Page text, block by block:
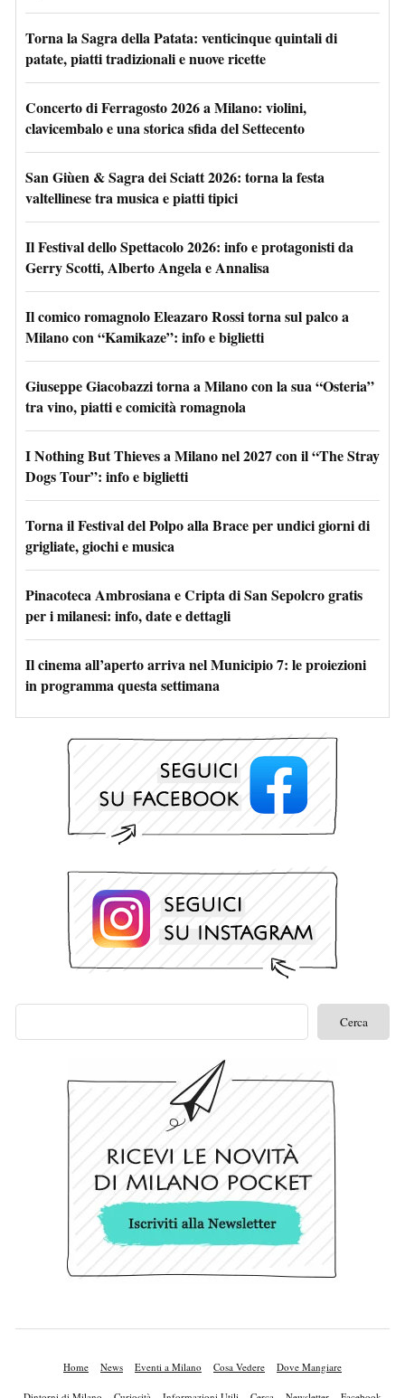
Torna la Sagra della Patata: venticinque quintali di
patate, piatti tradizionali e nuove ricette
Concerto di Ferragosto 2026 a Milano: violini,
clavicembalo e una storica sfida del Settecento
San Giùen & Sagra dei Sciatt 2026: torna la festa
valtellinese tra musica e piatti tipici
Il Festival dello Spettacolo 2026: info e protagonisti da
Gerry Scotti, Alberto Angela e Annalisa
Il comico romagnolo Eleazaro Rossi torna sul palco a
Milano con “Kamikaze”: info e biglietti
Giuseppe Giacobazzi torna a Milano con la sua “Osteria”
tra vino, piatti e comicità romagnola
I Nothing But Thieves a Milano nel 2027 con il “The Stray
Dogs Tour”: info e biglietti
Torna il Festival del Polpo alla Brace per undici giorni di
grigliate, giochi e musica
Pinacoteca Ambrosiana e Cripta di San Sepolcro gratis
per i milanesi: info, date e dettagli
Il cinema all’aperto arriva nel Municipio 7: le proiezioni
in programma questa settimana
Home News Eventi a Milano Cosa Vedere Dove Mangiare